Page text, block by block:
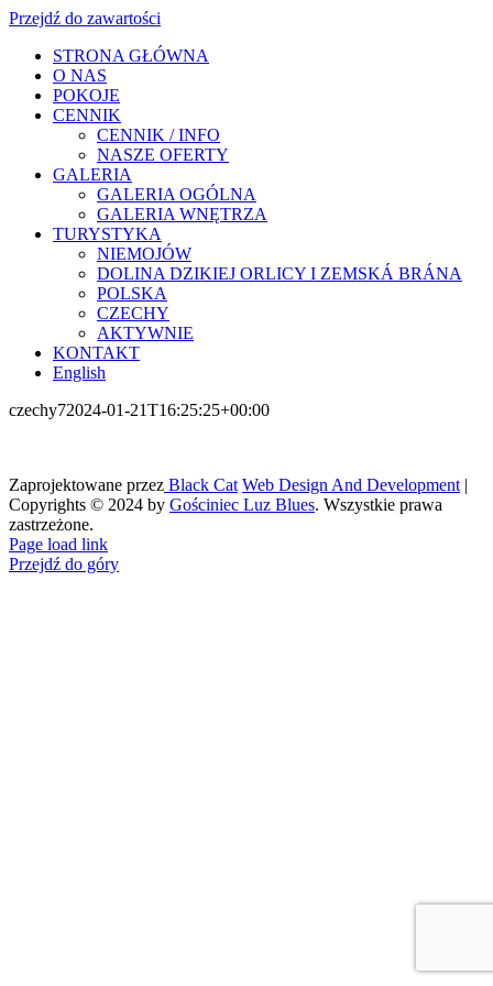
Przejdź do zawartości
STRONA GŁÓWNA
O NAS
POKOJE
CENNIK
CENNIK / INFO
NASZE OFERTY
GALERIA
GALERIA OGÓLNA
GALERIA WNĘTRZA
TURYSTYKA
NIEMOJÓW
DOLINA DZIKIEJ ORLICY I ZEMSKÁ BRÁNA
POLSKA
CZECHY
AKTYWNIE
KONTAKT
English
czechy72024-01-21T16:25:25+00:00
Zaprojektowane przez Black Cat Web Design And Development |
Copyrights © 2024 by Gościniec Luz Blues. Wszystkie prawa
zastrzeżone.
Page load link
Przejdź do góry